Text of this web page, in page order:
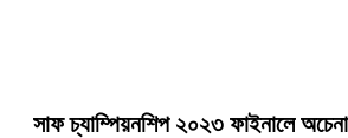
সাফ চ্যাম্পিয়নশিপ ২০২৩ ফাইনালে